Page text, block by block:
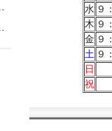
水 ９
木 ９
金 ９
土 ９
日
祝